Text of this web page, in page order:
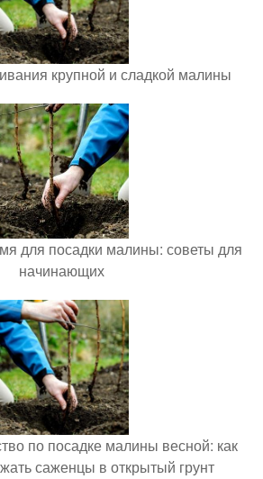
крупной и сладкой малины
для посадки малины: советы для
начинающих
по посадке малины весной: как
саженцы в открытый грунт